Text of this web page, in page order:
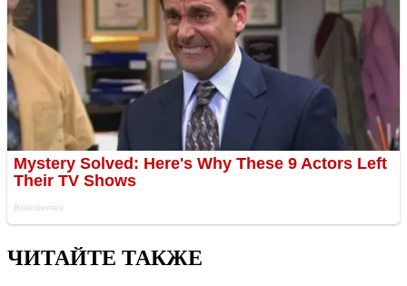
ЧИТАЙТЕ ТАКЖЕ